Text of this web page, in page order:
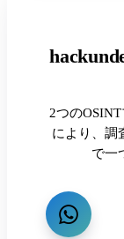
2つの
により、調
で一